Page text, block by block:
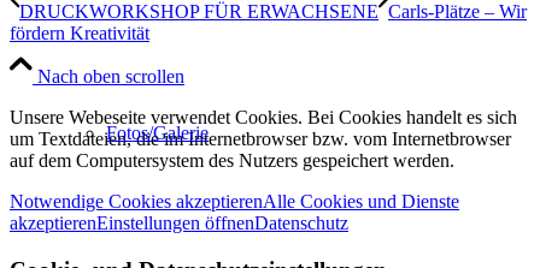
Fotos/Galerie
DRUCKWORKSHOP FÜR ERWACHSENE Carls-Plätze – Wir
fördern Kreativität
Nach oben scrollen
Unsere Webeseite verwendet Cookies. Bei Cookies handelt es sich
um Textdateien, die im Internetbrowser bzw. vom Internetbrowser
auf dem Computersystem des Nutzers gespeichert werden.
Notwendige Cookies akzeptierenAlle Cookies und Dienste
akzeptierenEinstellungen öffnenDatenschutz